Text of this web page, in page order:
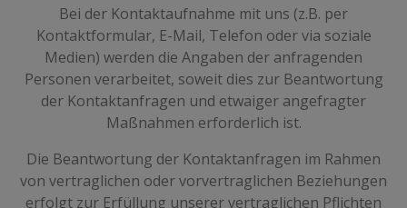
Bei der Kontaktaufnahme mit uns (z.B. per
Kontaktformular, E-Mail, Telefon oder via soziale
Medien) werden die Angaben der anfragenden
Personen verarbeitet, soweit dies zur Beantwortung
der Kontaktanfragen und etwaiger angefragter
Maßnahmen erforderlich ist.
Die Beantwortung der Kontaktanfragen im Rahmen
von vertraglichen oder vorvertraglichen Beziehungen
erfolgt zur Erfüllung unserer vertraglichen Pflichten